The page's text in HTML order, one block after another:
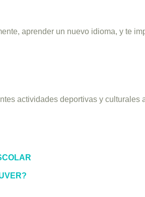
aprender un nuevo idioma, y te
actividades deportivas y culturales